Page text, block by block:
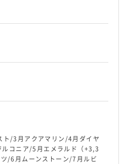
ト/3月アクアマリン/4月ダイヤ
コニア/5月エメラルド（+3,3
/6月ムーンストーン/7月ルビ